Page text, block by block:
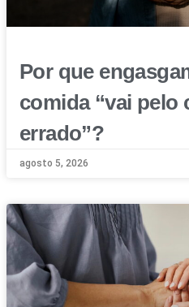
Por que
comida “vai pelo
errado”?
agosto 5, 2026